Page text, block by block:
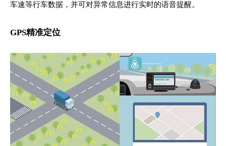
车速等行车数据，并可对异常信息进行实时的语音提醒。
GPS精准定位